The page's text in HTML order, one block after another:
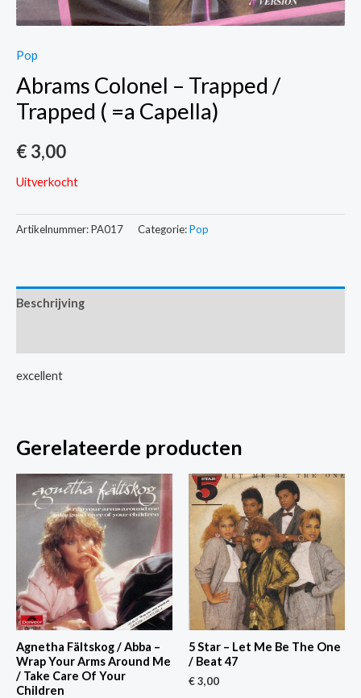
Pop
Abrams Colonel – Trapped /
Trapped ( =a Capella)
€3,00
Uitverkocht
Artikelnummer:PA017 Categorie:Pop
Beschrijving
excellent
Gerelateerde producten
Agnetha Fältskog / Abba –
Wrap Your Arms Around Me
/ Take Care Of Your
Children
5 Star – Let Me Be The One
/ Beat 47
€3,00